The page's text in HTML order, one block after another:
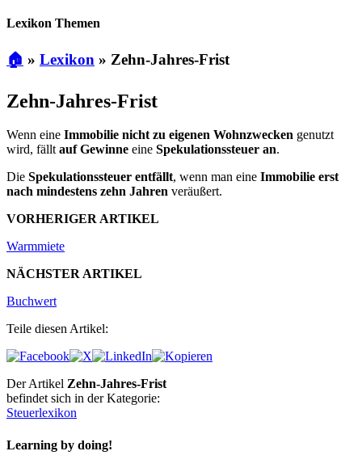
Lexikon Themen
🏠 » Lexikon » Zehn-Jahres-Frist
Zehn-Jahres-Frist
Wenn eine Immobilie nicht zu eigenen Wohnzwecken genutzt
wird, fälltauf Gewinne eine Spekulationssteuer an.
Die Spekulationssteuer entfällt, wenn man eine Immobilie erst
nach mindestens zehn Jahren veräußert.
VORHERIGER ARTIKEL
Warmmiete
NÄCHSTER ARTIKEL
Buchwert
Teile diesen Artikel:
Der Artikel Zehn-Jahres-Frist
befindet sich in der Kategorie:
Steuerlexikon
Learning by doing!